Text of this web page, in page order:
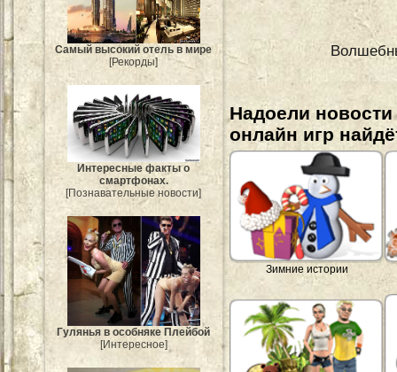
Самый высокий отель в мире
[Рекорды]
Интересные факты о
смартфонах.
[Познавательные новости]
Гулянья в особняке Плейбой
[Интересное]
Надоели
онлайн игр
Зимние истории